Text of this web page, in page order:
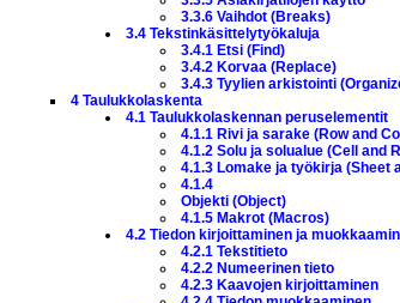
3.3.6 Vaihdot (Breaks)
3.4 Tekstinkäsittelytyökaluja
3.4.1 Etsi (Find)
3.4.2 Korvaa (Replace)
3.4.3 Tyylien arkistointi
4 Taulukkolaskenta
4.1 Taulukkolaskennan peruselementit
4.1.1 Rivi ja sarake (Row and
4.1.2 Solu ja solualue (Cell and
4.1.3 Lomake ja työkirja (Sheet
4.1.4
Objekti (Object)
4.1.5 Makrot (Macros)
4.2 Tiedon kirjoittaminen ja
4.2.1 Tekstitieto
4.2.2 Numeerinen tieto
4.2.3 Kaavojen kirjoittaminen